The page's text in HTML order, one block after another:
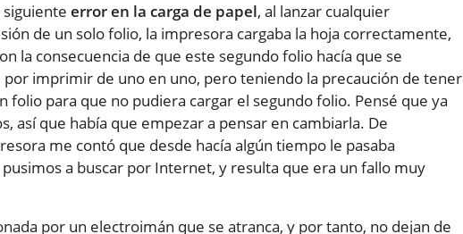
siguiente error en la carga de papel, al lanzar cualquier
de un solo folio, la impresora cargaba la hoja correctamente,
la consecuencia de que este segundo folio hacía que se
imprimir de uno en uno, pero teniendo la precaución de tener
folio para que no pudiera cargar el segundo folio. Pensé que ya
así que había que empezar a pensar en cambiarla. De
me contó que desde hacía algún tiempo le pasaba
a buscar por Internet, y resulta que era un fallo muy
por un electroimán que se atranca, y por tanto, no dejan de